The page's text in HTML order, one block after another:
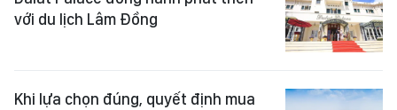
với du lịch Lâm Đồng
Khi lựa chọn đúng, quyết định mua